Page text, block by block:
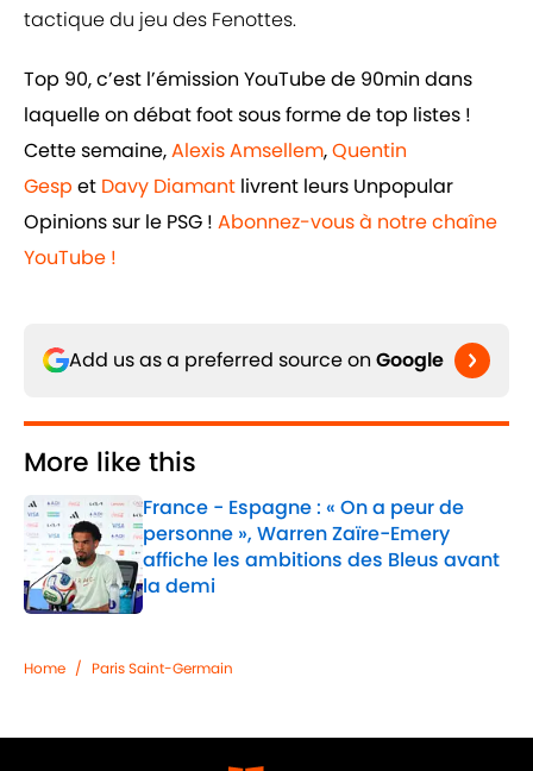
tactique du jeu des Fenottes.
Top 90, c’est l’émission YouTube de 90min dans
laquelle on débat foot sous forme de top listes !
Cette semaine,Alexis Amsellem,Quentin
Gesp et Davy Diamant livrent leurs Unpopular
Opinions sur le PSG ! Abonnez-vous à notre chaîne
YouTube !
Add us as a preferred source on Google
More like this
France - Espagne : « On a peur de
personne », Warren Zaïre-Emery
affiche les ambitions des Bleus avant
la demi
Published by on Invalid Date
Home / Paris Saint-Germain